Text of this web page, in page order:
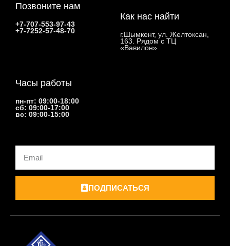
Позвоните нам
+7-707-553-97-43
+7-7252-57-48-70
Как нас найти
г.Шымкент, ул. Желтоксан,
163. Рядом с ТЦ
«Вавилон»
Часы работы
пн-пт: 09:00-18:00
сб: 09:00-17:00
вс: 09:00-15:00
Email
ПОДПИСАТЬСЯ